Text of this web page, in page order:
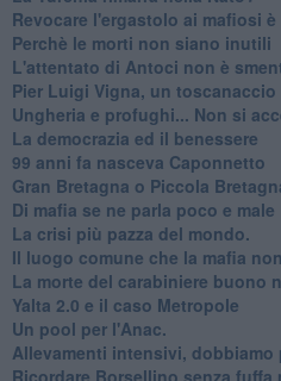
Revocare l'ergastolo ai mafiosi
Perchè le morti non siano inutili
L'attentato di Antoci non è
Pier Luigi Vigna, un
Ungheria e profughi... Non si
La democrazia ed il benessere
99 anni fa nasceva Caponnetto
Gran Bretagna o Piccola
Di mafia se ne parla poco e male
La crisi più pazza del mondo.
Il luogo comune che la mafia
La morte del carabiniere buono
Yalta 2.0 e il caso Metropole
​Un pool per l'Anac.
Allevamenti intensivi, dobbiamo
Ricordare Borsellino senza fuffa